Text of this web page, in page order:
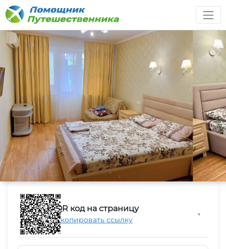
QR код на страницу
Скопировать ссылку
▼